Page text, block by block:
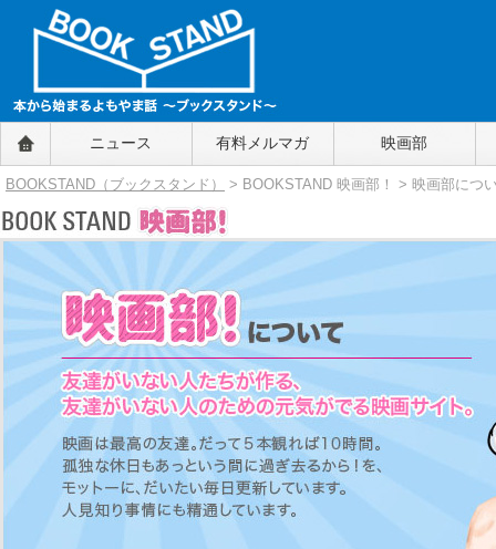
BOOKSTAND（ブックスタンド）
～本から始まるよもやま話～
BOOKSTAND（ブ
ニュース 有料メルマガ 映画部
BOOKSTAND（ブックスタンド） > BOOKSTAND 映画部！ > 映画部につ